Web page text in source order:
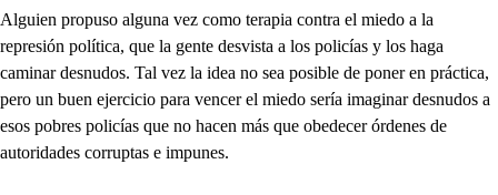
Alguien propuso alguna vez como terapia contra el miedo a la
represión política, que la gente desvista a los policías y los haga
caminar desnudos. Tal vez la idea no sea posible de poner en práctica,
pero un buen ejercicio para vencer el miedo sería imaginar desnudos a
esos pobres policías que no hacen más que obedecer órdenes de
autoridades corruptas e impunes.